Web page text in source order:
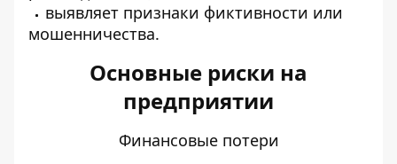
выявляет признаки фиктивности или
мошенничества.
Основные риски на
предприятии
Финансовые потери